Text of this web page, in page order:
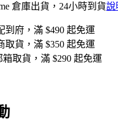
倉庫出貨，24小時到貨說
到府，滿 $490 起免運
取貨，滿 $350 起免運
箱取貨，滿 $290 起免運